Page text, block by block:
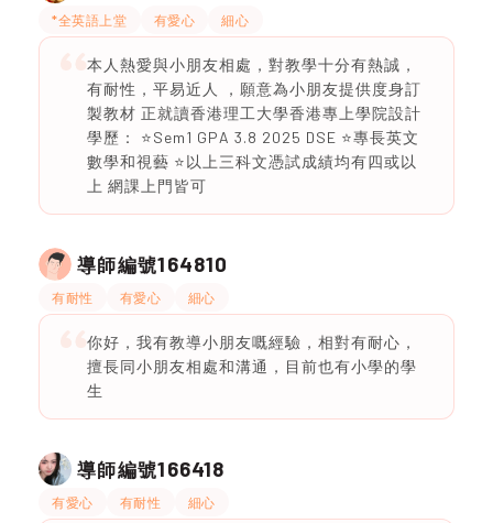
*全英語上堂 有愛心 細心
本人熱愛與小朋友相處，對教學十分有熱誠，
有耐性，平易近人 ，願意為小朋友提供度身訂
製教材 正就讀香港理工大學香港專上學院設計
學歷： ⭐️Sem1 GPA 3.8 2025 DSE ⭐️專長英文
數學和視藝 ⭐️以上三科文憑試成績均有四或以
上 網課上門皆可
導師編號164810
有耐性 有愛心 細心
你好，我有教導小朋友嘅經驗，相對有耐心，
擅長同小朋友相處和溝通，目前也有小學的學
生
導師編號166418
有愛心 有耐性 細心